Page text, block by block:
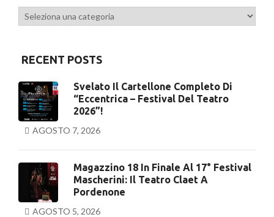
Categorie
RECENT POSTS
Svelato Il Cartellone Completo Di
“Eccentrica – Festival Del Teatro
2026”!
AGOSTO 7, 2026
Magazzino 18 In Finale Al 17° Festival
Mascherini: Il Teatro Claet A
Pordenone
AGOSTO 5, 2026